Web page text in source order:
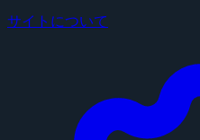
サイトについて